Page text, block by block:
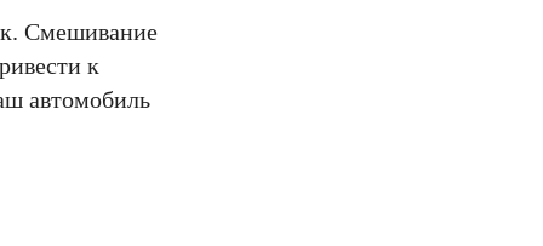
Смешивание
к
автомобиль